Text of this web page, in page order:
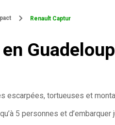
Renault Captur
escarpées, tortueuses et
5 personnes et d’embarquer